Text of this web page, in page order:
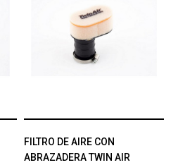
FILTRO DE AIRE CON
ABRAZADERA TWIN AIR